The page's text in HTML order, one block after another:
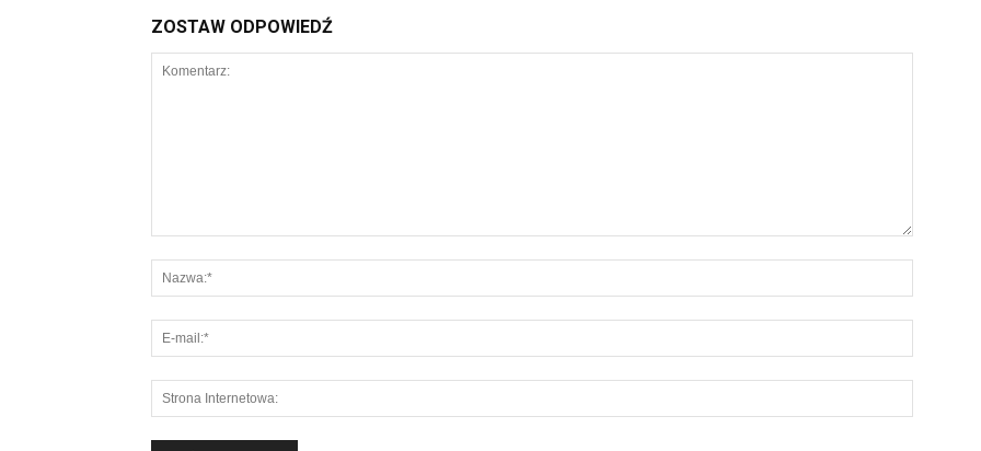
ZOSTAW ODPOWIEDŹ